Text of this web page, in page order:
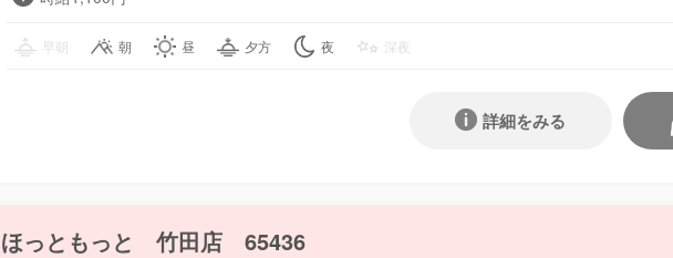
早朝 朝 昼 夕方 夜 深夜
詳細をみる
ほっともっと 竹田店 65436